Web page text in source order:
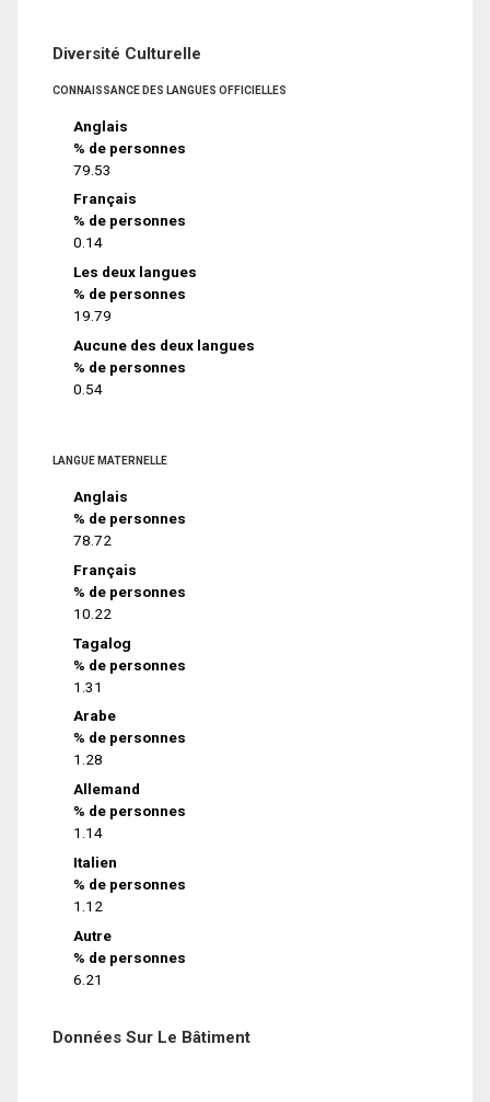
Diversité Culturelle
CONNAISSANCE DES LANGUES OFFICIELLES
Anglais
% de personnes
79.53
Français
% de personnes
0.14
Les deux langues
% de personnes
19.79
Aucune des deux langues
% de personnes
0.54
LANGUE MATERNELLE
Anglais
% de personnes
78.72
Français
% de personnes
10.22
Tagalog
% de personnes
1.31
Arabe
% de personnes
1.28
Allemand
% de personnes
1.14
Italien
% de personnes
1.12
Autre
% de personnes
6.21
Données Sur Le Bâtiment